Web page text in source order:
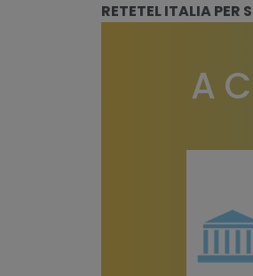
RETETEL ITALIA PER
A